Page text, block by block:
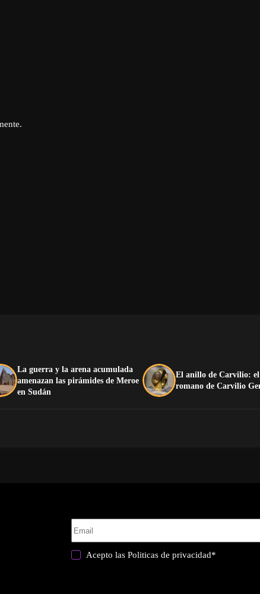
La guerra y la arena acumulada
amenazan las pirámides de Meroe
en Sudán
El anillo de Carvilio:
romano de Carvilio
Acepto lasPoliticas de privacidad*